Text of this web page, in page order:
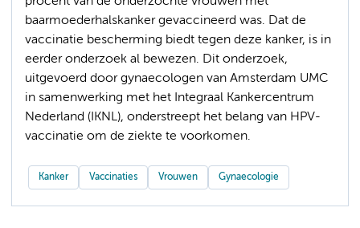
baarmoederhalskanker gevaccineerd was. Dat de
vaccinatie bescherming biedt tegen deze kanker, is in
eerder onderzoek al bewezen. Dit onderzoek,
uitgevoerd door gynaecologen van Amsterdam UMC
in samenwerking met het Integraal Kankercentrum
Nederland (IKNL), onderstreept het belang van HPV-
vaccinatie om de ziekte te voorkomen.
Kanker Vaccinaties Vrouwen Gynaecologie